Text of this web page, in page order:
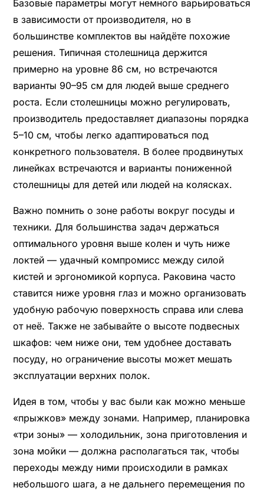
Базовые параметры могут немного варьироваться
в зависимости от производителя, но в
большинстве комплектов вы найдёте похожие
решения. Типичная столешница держится
примерно на уровне 86 см, но встречаются
варианты 90–95 см для людей выше среднего
роста. Если столешницы можно регулировать,
производитель предоставляет диапазоны порядка
5–10 см, чтобы легко адаптироваться под
конкретного пользователя. В более продвинутых
линейках встречаются и варианты пониженной
столешницы для детей или людей на колясках.
Важно помнить о зоне работы вокруг посуды и
техники. Для большинства задач держаться
оптимального уровня выше колен и чуть ниже
локтей — удачный компромисс между силой
кистей и эргономикой корпуса. Раковина часто
ставится ниже уровня глаз и можно организовать
удобную рабочую поверхность справа или слева
от неё. Также не забывайте о высоте подвесных
шкафов: чем ниже они, тем удобнее доставать
посуду, но ограничение высоты может мешать
эксплуатации верхних полок.
Идея в том, чтобы у вас были как можно меньше
«прыжков» между зонами. Например, планировка
«три зоны» — холодильник, зона приготовления и
зона мойки — должна располагаться так, чтобы
переходы между ними происходили в рамках
небольшого шага, а не дальнего перемещения по